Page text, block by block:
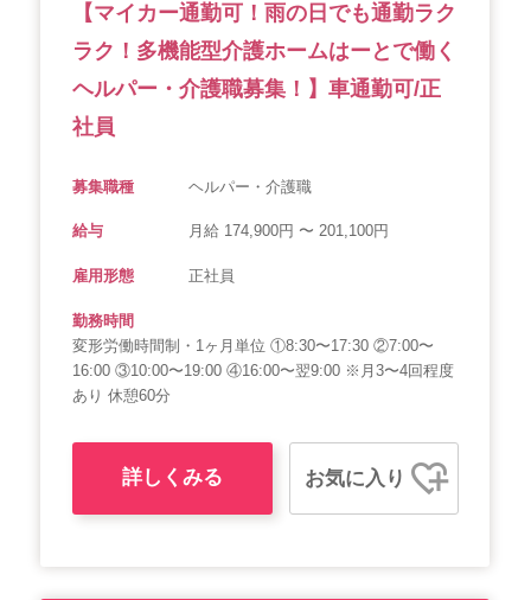
【マイカー通勤可！雨の日でも通勤ラク
ラク！多機能型介護ホームはーとで働く
ヘルパー・介護職募集！】車通勤可/正
社員
募集職種 ヘルパー・介護職
給与 月給 174,900円 〜 201,100円
雇用形態 正社員
勤務時間
変形労働時間制・1ヶ月単位 ①8:30〜17:30 ②7:00〜
16:00 ③10:00〜19:00 ④16:00〜翌9:00 ※月3〜4回程度
あり 休憩60分
詳しくみる お気に入り